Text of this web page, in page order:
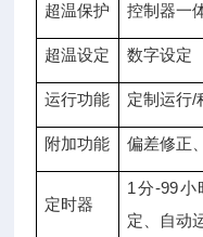
超温保护 控制器一
超温设定 数字设定
运行功能 定制运行/
附加功能 偏差修正
定时器
1分-99小
定、自动